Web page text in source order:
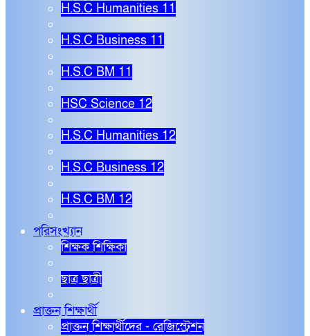
H.S.C Humanities 11
H.S.C Business 11
H.S.C BM 11
HSC Science 12
H.S.C Humanities 12
H.S.C Business 12
H.S.C BM 12
পরিসংখ্যান
শিক্ষক শিক্ষিকা
ছাত্র ছাত্রী
প্রাক্তন শিক্ষার্থী
প্রাক্তন শিক্ষার্থীদের - রেজিস্ট্রেশন